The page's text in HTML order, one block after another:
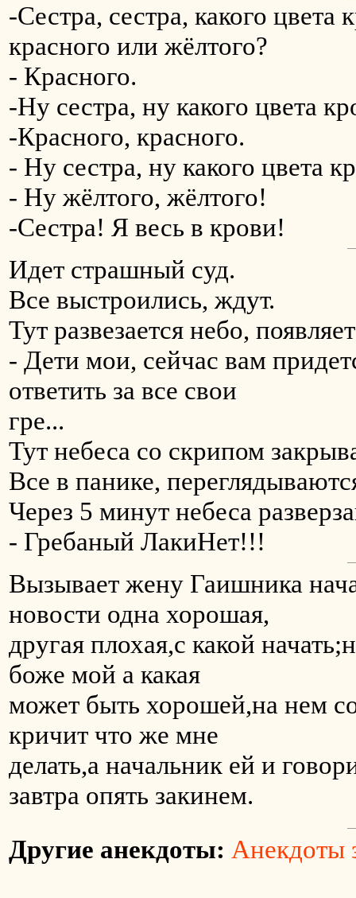
-Сестра, сестра, какого цвета
красного или жёлтого?
- Красного.
-Ну сестра, ну какого цвета
-Красного, красного.
- Ну сестра, ну какого цвета
- Ну жёлтого, жёлтого!
-Сестра! Я весь в крови!
Идет страшный суд.
Все выстроились, ждут.
Тут развезается небо,
- Дети мои, сейчас вам
ответить за все свои
гре...
Тут небеса со скрипом
Все в панике,
Через 5 минут небеса
- Гребаный ЛакиНет!!!
Вызывает жену Гаишника
новости одна хорошая,
другая плохая,с какой
боже мой а какая
может быть хорошей,на нем
кричит что же мне
делать,а начальник ей и
завтра опять закинем.
Другие анекдоты: Анекдоты